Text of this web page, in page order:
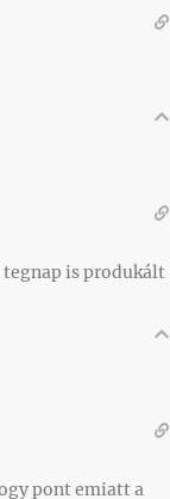
is produkált
pont emiatt a